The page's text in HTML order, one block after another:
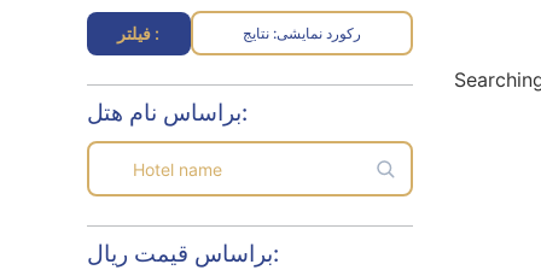
فیلتر : نتایج :رکورد نمایشی
براساس نام هتل:
براساس قیمت ریال: